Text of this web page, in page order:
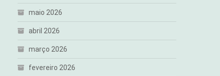
maio 2026
abril 2026
março 2026
fevereiro 2026